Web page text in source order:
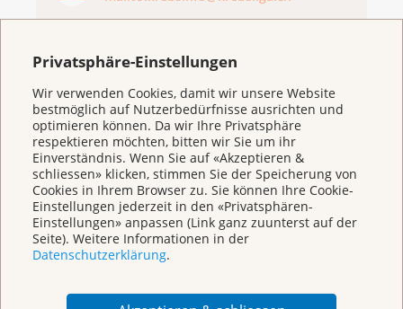
Privatsphäre-Einstellungen
Wir verwenden Cookies, damit wir unsere Website
bestmöglich auf Nutzerbedürfnisse ausrichten und
optimieren können. Da wir Ihre Privatsphäre
respektieren möchten, bitten wir Sie um ihr
Einverständnis. Wenn Sie auf «Akzeptieren &
schliessen» klicken, stimmen Sie der Speicherung von
Cookies in Ihrem Browser zu. Sie können Ihre Cookie-
Einstellungen jederzeit in den «Privatsphären-
Einstellungen» anpassen (Link ganz zuunterst auf der
Seite). Weitere Informationen in der
Datenschutzerklärung.
Montag – Freitag: 10 – 18 Uhr